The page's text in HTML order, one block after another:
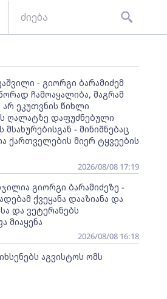
- გიორგი ბარამიძემ
ჩამოაყალიბა, მაგრამ
ეკუთვნის წიხლი
ღალატზე დაფუძნებული
- მინიშნებაც
ქართველების მიერ ტყვეების
2026/08/08 17:19
გიორგი ბარამიძეზე -
ქვეყანა დააზიანა და
და ვეტერანებს
მიაყენა
2026/08/08 16:18
აგვისტოს ომს